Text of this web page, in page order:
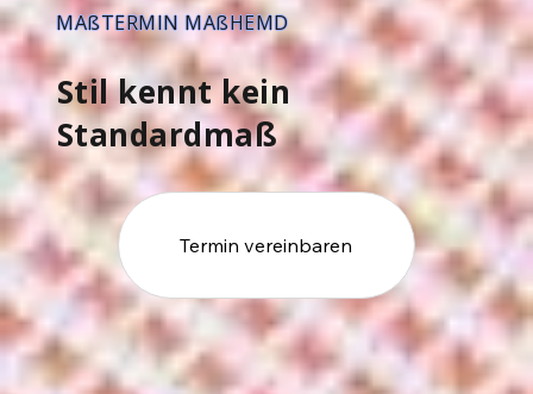
MAßTERMIN MAßHEMD
Stil kennt kein
Standardmaß
Termin vereinbaren